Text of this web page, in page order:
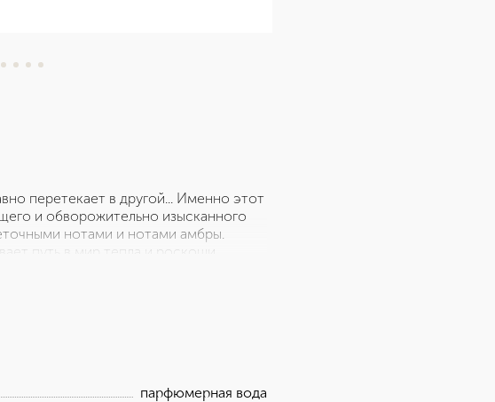
перетекает в другой... Именно этот
и обворожительно изысканного
нотами и нотами амбры.
путь в мир тепла и роскоши,
парфюмерная вода